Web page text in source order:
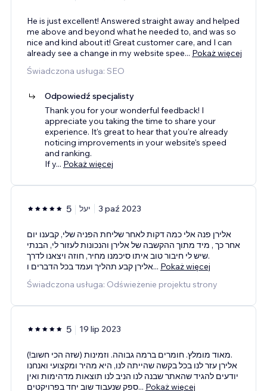
He is just excellent! Answered straight away and helped
me above and beyond what he needed to, and was so
nice and kind about it! Great customer care, and I can
already see a change in my website spee... Pokaż więcej
Świadczona usługa: SEO
Odpowiedź specjalisty
Thank you for your wonderful feedback! I
appreciate you taking the time to share your
experience. It's great to hear that you're already
noticing improvements in your website's speed
and ranking.
If y... Pokaż więcej
5 יעל 3 paź 2023
אלירן פנה אלי כמה דקות לאחר שליחת הפניה שלי, קבענו יום
אחר כך , מיד מתוך ההקשבה של אלירן והנכונות לעזור לי, הבנתי
שיש לי חיבור טוב איתו סיכמנו מחיר, חוזה ויצאנו לדרך.
אלירן קבע תהליך ועמד בכל הדברים ו... Pokaż więcej
Świadczona usługa: Odświeżenie projektu strony
5 19 lip 2023
מאוד מומלץ. חומרים ברמה גבוהה. וזמינות (שזה הכי חשוב!).
אלירן עזר לנו בכל בקשה שהייתה לנו, היא מהיר ומקצועי ואנחנו
יודעים להגיד שהאתר שבנה לנו הניב לנו תוצאות מדהימות ואין
ספק שנעבוד שוב יחד בפרויקטים... Pokaż więcej